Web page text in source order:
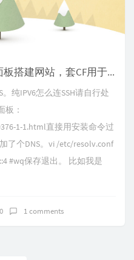
ipv6服务器(VPS)安装宝塔面板搭建网站，套CF用于ipv4环境访问
纯IPV6怎么连SSH请自行处
板：
1-1.html直接用安装命令过
了个DNS。vi /etc/resolv.conf
#wq保存退出。 比如我是
1 comments